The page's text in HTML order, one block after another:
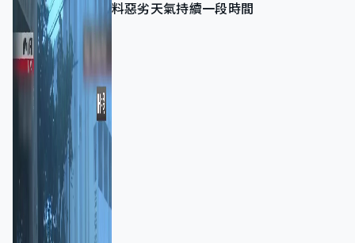
料惡劣天氣持續一段時間